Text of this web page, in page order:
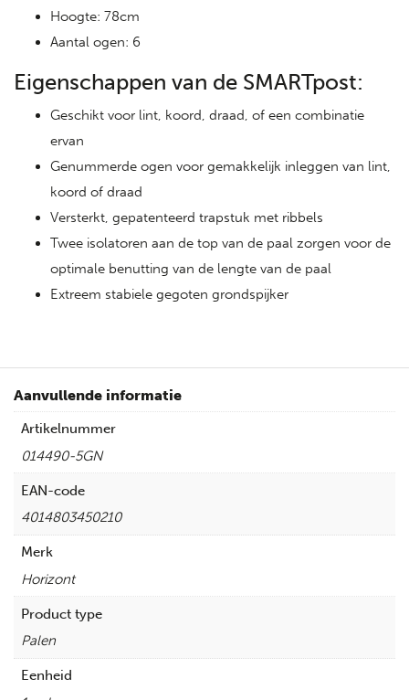
Hoogte: 78cm
Aantal ogen: 6
Eigenschappen van de SMARTpost:
Geschikt voor lint, koord, draad, of een combinatie
ervan
Genummerde ogen voor gemakkelijk inleggen van lint,
koord of draad
Versterkt, gepatenteerd trapstuk met ribbels
Twee isolatoren aan de top van de paal zorgen voor de
optimale benutting van de lengte van de paal
Extreem stabiele gegoten grondspijker
Aanvullende informatie
Artikelnummer
014490-5GN
EAN-code
4014803450210
Merk
Horizont
Product type
Palen
Eenheid